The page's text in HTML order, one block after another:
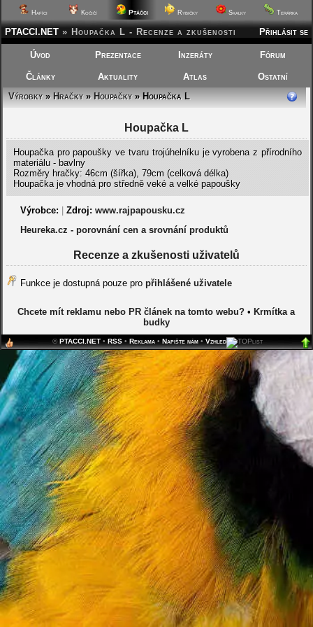
Hafíci Kočičí Ptáčci Rybičky Skalky Terárka
Přihlásit se
PTACCI.NET » Houpačka L - Recenze a zkušenosti
Úvod Prezentace Inzeráty Fórum
Články Aktuality Atlas
Ostatní
Výrobky»Hračky»Houpačky» Houpačka L
Houpačka L
Houpačka pro papoušky ve tvaru trojúhelníku je vyrobena z přírodního
materiálu - bavlny
Rozměry hračky: 46cm (šířka), 79cm (celková délka)
Houpačka je vhodná pro středně veké a velké papoušky
Výrobce: Zdroj: www.rajpapousku.cz
Heureka.cz - porovnání cen a srovnání produktů
Recenze a zkušenosti uživatelů
Funkce je dostupná pouze pro přihlášené uživatele
Chcete mít reklamu nebo PR článek na tomto webu? • Krmítka a
budky
©PTACCI.NET• RSS• Reklama• Napište nám• Vzhled